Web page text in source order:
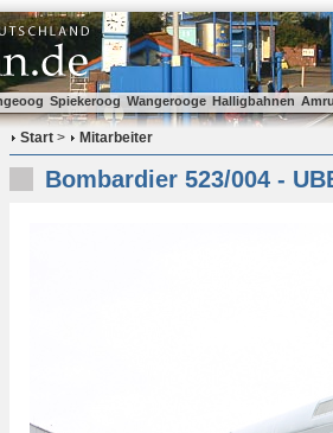
Spiekeroog Wangerooge Halligbahnen
Start > Mitarbeiter
Bombardier 523/004 -